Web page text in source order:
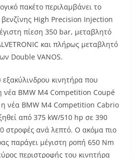
πακέτο περιλαμβάνει το
High Precision Injection
πίεση 350 bar, μεταβλητό
και πλήρως μεταβλητό
Double VANOS.
εξακύλινδρου κινητήρα που
νέα BMW M4 Competition Coupé
νέα BMW M4 Competition Cabrio
από 375 kW/510 hp σε 390
στροφές ανά λεπτό. Ο ακόμα πιο
παράγει μέγιστη ροπή 650 Nm
περιστροφής του κινητήρα